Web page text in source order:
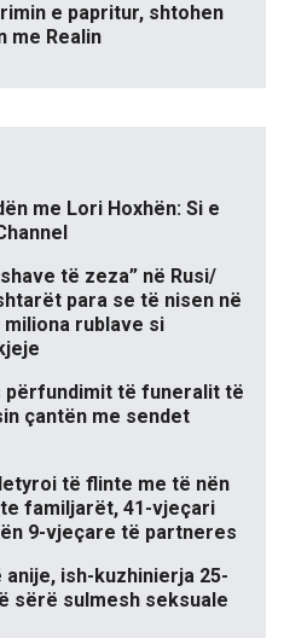
e papritur, shtohen
me Realin
me Lori Hoxhën: Si e
të zeza” në Rusi/
para se të nisen në
rublave si
përfundimit të funeralit të
çantën me sendet
të flinte me të nën
familjarët, 41-vjeçari
9-vjeçare të partneres
ish-kuzhinierja 25-
sërë sulmesh seksuale